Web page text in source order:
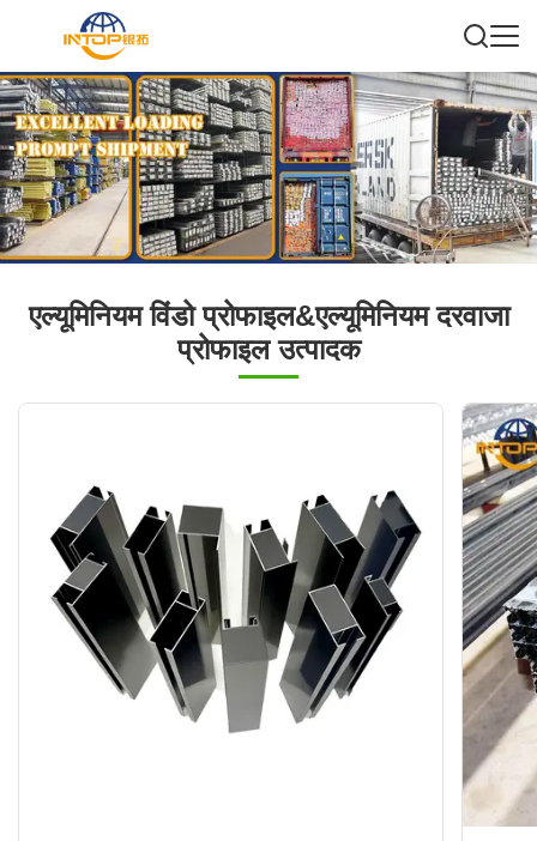
एल्यूमिनियम विंडो प्रोफाइल&एल्यूमिनियम दरवाजा
प्रोफाइल उत्पादक